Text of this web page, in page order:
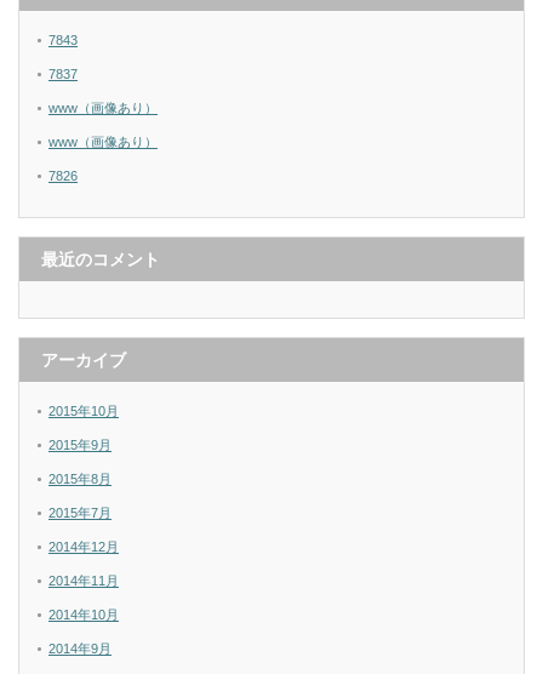
7843
7837
www（画像あり）
www（画像あり）
7826
最近のコメント
アーカイブ
2015年10月
2015年9月
2015年8月
2015年7月
2014年12月
2014年11月
2014年10月
2014年9月